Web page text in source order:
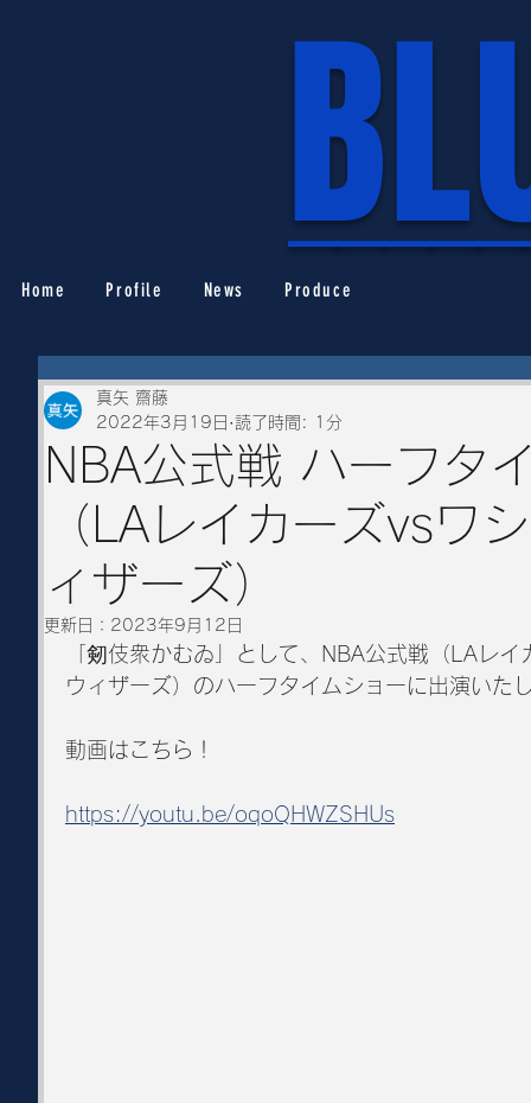
Home Profile News Produce
NBA公式戦 ハーフタ
（LAレイカーズvsワ
ィザーズ）
真矢 齋藤
2022年3月19日 読了時間: 1分
更新日： 2023年9月12日
「剱伎衆かむゐ」として、NBA公式戦（LAレイ
ウィザーズ）のハーフタイムショーに出演いた
動画はこちら！
https://youtu.be/oqoQHWZSHUs